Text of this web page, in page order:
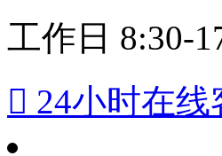
工作日 8:30-
 24小时在线